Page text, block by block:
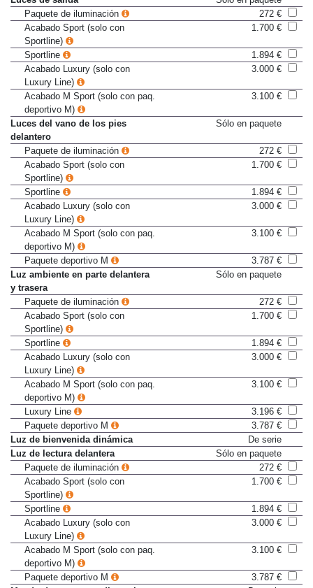
Luces de salida
Sólo en paquete
Paquete de iluminación
272 €
Acabado Sport (solo con
Sportline)
Sportline
1.894 €
Acabado Luxury (solo con
Luxury Line)
Acabado M Sport (solo con paq.
deportivo M)
Luces del vano de los pies
delantero
Paquete de iluminación
272 €
Acabado Sport (solo con
Sportline)
Sportline
1.894 €
Acabado Luxury (solo con
Luxury Line)
Acabado M Sport (solo con paq.
deportivo M)
Paquete deportivo M
3.787 €
Luz ambiente en parte delantera
y trasera
Paquete de iluminación
272 €
Acabado Sport (solo con
Sportline)
Sportline
1.894 €
Acabado Luxury (solo con
Luxury Line)
Acabado M Sport (solo con paq.
deportivo M)
Luxury Line
3.196 €
Paquete deportivo M
3.787 €
Luz de bienvenida dinámica
De serie
Luz de lectura delantera
Sólo en paquete
Paquete de iluminación
272 €
Acabado Sport (solo con
Sportline)
Sportline
1.894 €
Acabado Luxury (solo con
Luxury Line)
Acabado M Sport (solo con paq.
deportivo M)